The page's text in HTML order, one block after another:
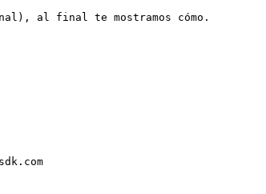
al final te mostramos cómo.